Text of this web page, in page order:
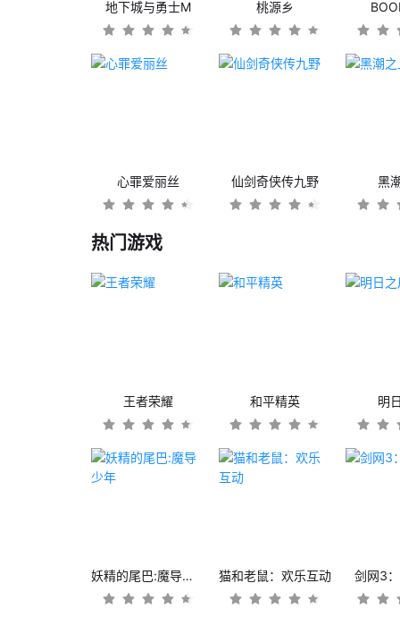
地下城与勇士M 桃源乡
心罪爱丽丝 仙剑奇侠传九野 黑
热门游戏
王者荣耀 和平精英 明
妖精的尾巴:魔导少年 猫和老鼠：欢乐互动 剑网3